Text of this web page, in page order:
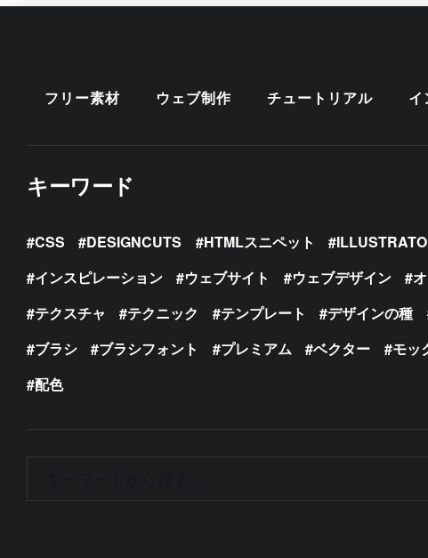
フリー素材 ウェブ制作 チュートリアル イ
キーワード
CSS DESIGNCUTS HTMLスニペット
インスピレーション
ウェブサイト ウェブデザイン
テクスチャ
テクニック テンプレート デザインの種
ブラシ
ブラシフォント プレミアム ベクター モッ
配色